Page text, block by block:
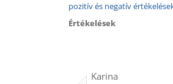
pozitív és negatív
Értékelések
Karina